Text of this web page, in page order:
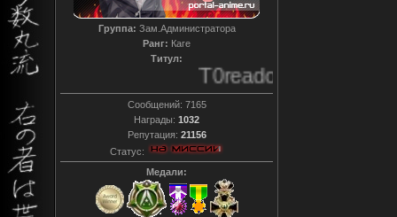
Группа: Зам.Администратора
Ранг: Каге
Титул:
T0reador xD
Сообщений: 7165
Награды: 1032
Репутация: 21156
Статус:
Медали: